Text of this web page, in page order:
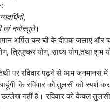
,
त्वं नमोस्तुते।
अर्पित कर घी के दीपक जलाएं और
त्रिपुष्कर योग, साध्य योग,तथा शुभ
पर रविवार पढ़ने से आम जनमानस
कि रविवार को तुलसी को स्पर्श
उल्लेख नहीं है। रविवार को केवल